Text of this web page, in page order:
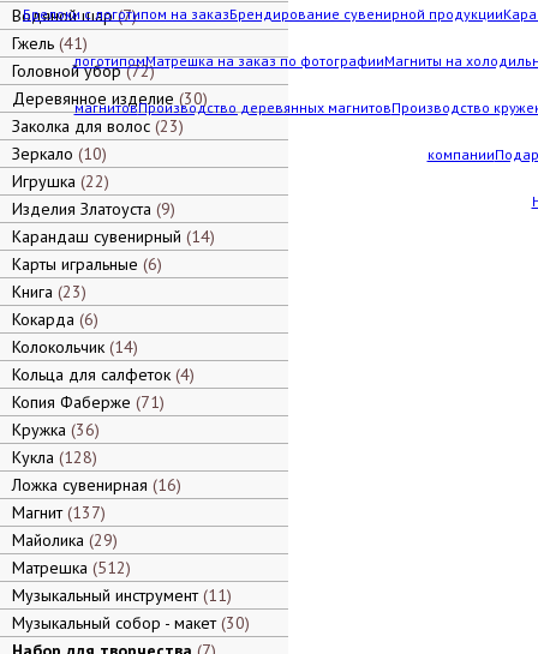
Брелоки с логотипом на заказБрендирование сувенирной продукции
логотипомМатрешка на заказ по фотографииМагниты на
магнитовПроизводство деревянных магнитовПроизводство
компании
Водяной шар 7
Гжель 41
Головной убор 72
Деревянное изделие 30
Заколка для волос 23
Зеркало 10
Игрушка 22
Изделия Златоуста 9
Карандаш сувенирный 14
Карты игральные 6
Книга 23
Кокарда 6
Колокольчик 14
Кольца для салфеток 4
Копия Фаберже 71
Кружка 36
Кукла 128
Ложка сувенирная 16
Магнит 137
Майолика 29
Матрешка 512
Музыкальный инструмент 11
Музыкальный собор - макет 30